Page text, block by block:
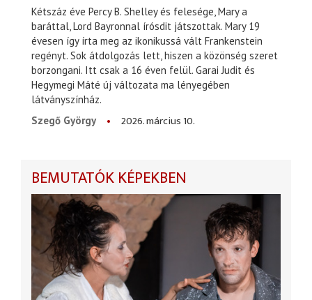
Kétszáz éve Percy B. Shelley és felesége, Mary a
baráttal, Lord Bayronnal írósdit játszottak. Mary 19
évesen így írta meg az ikonikussá vált Frankenstein
regényt. Sok átdolgozás lett, hiszen a közönség szeret
borzongani. Itt csak a 16 éven felül. Garai Judit és
Hegymegi Máté új változata ma lényegében
látványszínház.
Szegő György
2026. március 10.
BEMUTATÓK KÉPEKBEN